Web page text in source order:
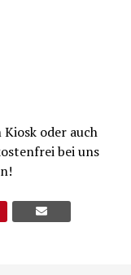
oder auch
bei uns